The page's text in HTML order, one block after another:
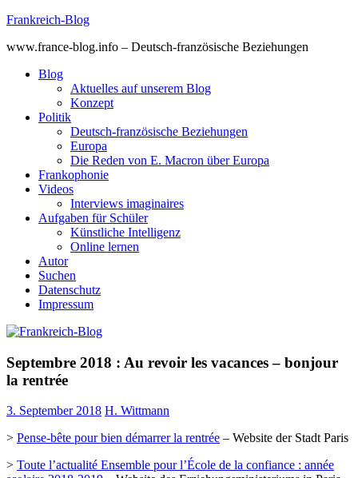
Skip
content
Frankreich-Blog
www.france-blog.info – Deutsch-französische Beziehungen
Blog
Aktuelles auf unserem Blog
Konzept
Politik
Deutsch-französische Beziehungen
Europa
Die Reden von E. Macron über Europa
Frankophonie
Videos
Interviews imaginaires
Aufgaben für Schüler
Künstliche Intelligenz
Online lernen
Autor
Suchen
Datenschutz
Impressum
Septembre 2018 : Au revoir les vacances – bonjour
la rentrée
3. September 2018 H. Wittmann
> Pense-bête pour bien démarrer la rentrée – Website der Stadt Paris
> Toute l’actualité Ensemble pour l’École de la confiance : année